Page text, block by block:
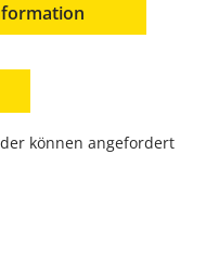
können angefordert